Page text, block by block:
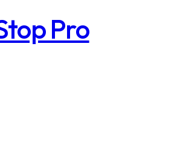
Pro